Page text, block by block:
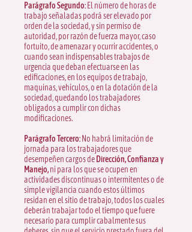
Parágrafo Segundo: El número de horas de
trabajo señaladas podrá ser elevado por
orden de la sociedad, y sin permiso de
autoridad, por razón de fuerza mayor, caso
fortuito, de amenazar y ocurrir accidentes, o
cuando sean indispensables trabajos de
urgencia que deban efectuarse en las
edificaciones, en los equipos de trabajo,
maquinas, vehículos, o en la dotación de la
sociedad, quedando los trabajadores
obligados a cumplir con dichas
modificaciones.
Parágrafo Tercero: No habrá limitación de
jornada para los trabajadores que
desempeñen cargos de Dirección, Confianza y
Manejo,ni para los que se ocupen en
actividades discontinuas o intermitentes o de
simple vigilancia cuando estos últimos
residan en el sitio de trabajo, todos los cuales
deberán trabajar todo el tiempo que fuere
necesario para cumplir cabalmente sus